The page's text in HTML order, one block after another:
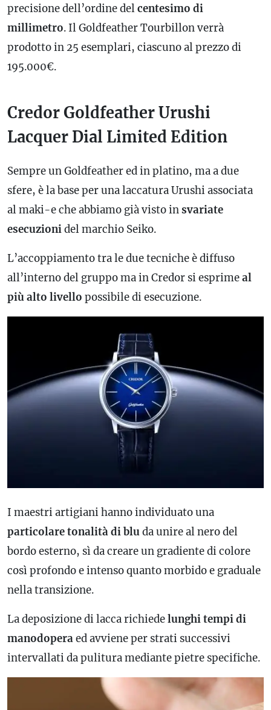
precisione dell’ordine delcentesimo di
millimetro. Il Goldfeather Tourbillon verrà
prodotto in 25 esemplari, ciascuno al prezzo di
195.000€.
Credor Goldfeather Urushi
Lacquer Dial Limited Edition
Sempre un Goldfeather ed in platino, ma a due
sfere, è la base per una laccatura Urushi associata
al maki-e che abbiamo già visto insvariate
esecuzionidel marchio Seiko.
L’accoppiamento tra le due tecniche è diffuso
all’interno del gruppo ma in Credor si esprimeal
più alto livello possibile di esecuzione.
I maestri artigiani hanno individuato una
particolare tonalità di bluda unire al nero del
bordo esterno, sì da creare un gradiente di colore
così profondo e intenso quanto morbido e graduale
nella transizione.
La deposizione di lacca richiedelunghi tempi di
manodoperaed avviene per strati successivi
intervallati da pulitura mediante pietre specifiche.